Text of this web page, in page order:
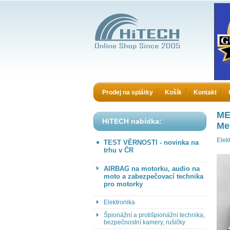
Prodej na splátky Košík Kontakt
HiTECH nabídka:
TEST VĚRNOSTI - novinka na
trhu v ČR
AIRBAG na motorku, audio na
moto a zabezpečovací technika
pro motorky
Elektronika
Špionážní a protišpionážní technika,
bezpečnostní kamery, rušičky